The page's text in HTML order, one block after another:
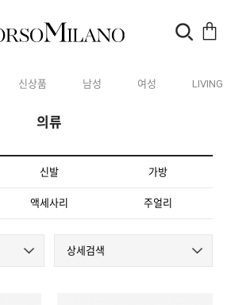
신상품 남성 여성 LIVING
의류
신발 가방
액세사리 주얼리
상세검색